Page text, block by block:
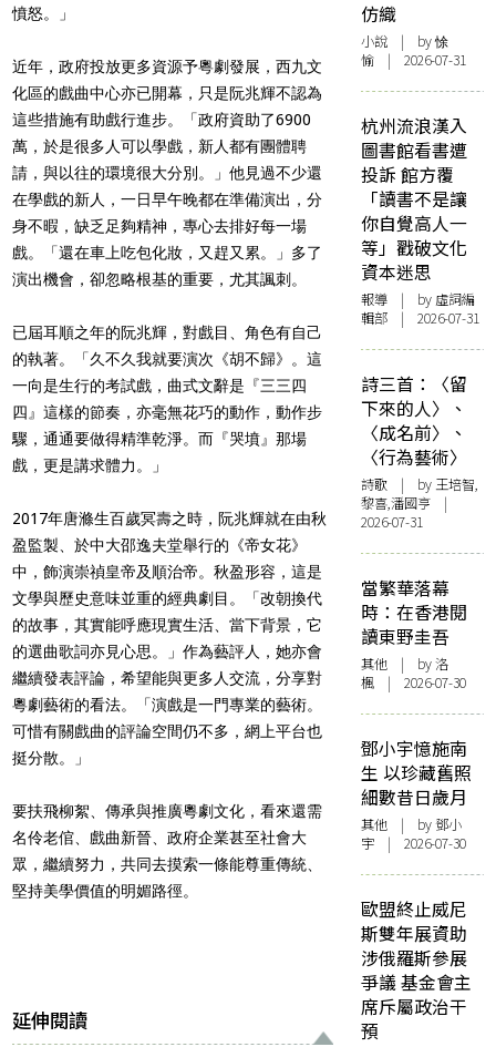
憤怒。」
近年，政府投放更多資源予粵劇發展，西九文
化區的戲曲中心亦已開幕，只是阮兆輝不認為
這些措施有助戲行進步。「政府資助了6900
萬，於是很多人可以學戲，新人都有團體聘
請，與以往的環境很大分別。」他見過不少還
在學戲的新人，一日早午晚都在準備演出，分
身不暇，缺乏足夠精神，專心去排好每一場
戲。「還在車上吃包化妝，又趕又累。」多了
演出機會，卻忽略根基的重要，尤其諷刺。
已屆耳順之年的阮兆輝，對戲目、角色有自己
的執著。「久不久我就要演次《胡不歸》。這
一向是生行的考試戲，曲式文辭是『三三四
四』這樣的節奏，亦毫無花巧的動作，動作步
驟，通通要做得精準乾淨。而『哭墳』那場
戲，更是講求體力。」
2017年唐滌生百歲冥壽之時，阮兆輝就在由秋
盈監製、於中大邵逸夫堂舉行的《帝女花》
中，飾演崇禎皇帝及順治帝。秋盈形容，這是
文學與歷史意味並重的經典劇目。「改朝換代
的故事，其實能呼應現實生活、當下背景，它
的選曲歌詞亦見心思。」作為藝評人，她亦會
繼續發表評論，希望能與更多人交流，分享對
粵劇藝術的看法。「演戲是一門專業的藝術。
可惜有關戲曲的評論空間仍不多，網上平台也
挺分散。」
要扶飛柳絮、傳承與推廣粵劇文化，看來還需
名伶老倌、戲曲新晉、政府企業甚至社會大
眾，繼續努力，共同去摸索一條能尊重傳統、
堅持美學價值的明媚路徑。
延伸閱讀
仿織
小說 | by 悇
愉 | 2026-07-31
杭州流浪漢入
圖書館看書遭
投訴 館方覆
「讀書不是讓
你自覺高人一
等」戳破文化
資本迷思
報導 | by 虛詞編
輯部 | 2026-07-31
詩三首：〈留
下來的人〉、
〈成名前〉、
〈行為藝術〉
詩歌 | by 王培智,
黎喜,潘國亨 |
2026-07-31
當繁華落幕
時：在香港閱
讀東野圭吾
其他 | by洛
楓 | 2026-07-30
鄧小宇憶施南
生 以珍藏舊照
細數昔日歲月
其他 | by 鄧小
宇 | 2026-07-30
歐盟終止威尼
斯雙年展資助
涉俄羅斯參展
爭議 基金會主
席斥屬政治干
預